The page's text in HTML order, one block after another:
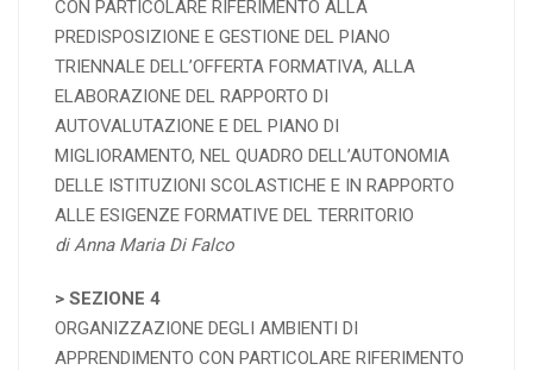
CON PARTICOLARE RIFERIMENTO ALLA
PREDISPOSIZIONE E GESTIONE DEL PIANO
TRIENNALE DELL’OFFERTA FORMATIVA, ALLA
ELABORAZIONE DEL RAPPORTO DI
AUTOVALUTAZIONE E DEL PIANO DI
MIGLIORAMENTO, NEL QUADRO DELL’AUTONOMIA
DELLE ISTITUZIONI SCOLASTICHE E IN RAPPORTO
ALLE ESIGENZE FORMATIVE DEL TERRITORIO
di Anna Maria Di Falco
> SEZIONE 4
ORGANIZZAZIONE DEGLI AMBIENTI DI
APPRENDIMENTO CON PARTICOLARE RIFERIMENTO